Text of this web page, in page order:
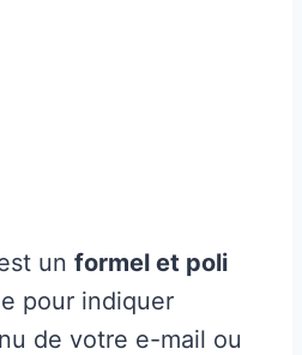
un formel et poli
pour indiquer
de votre e-mail ou